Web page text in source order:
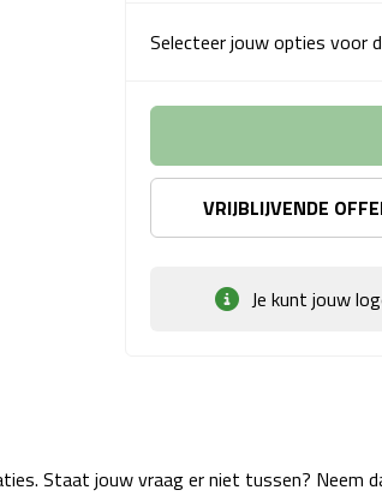
Selecteer jouw opties voor
VRIJBLIJVENDE
Je kunt jouw
Staat jouw vraag er niet tussen? Neem